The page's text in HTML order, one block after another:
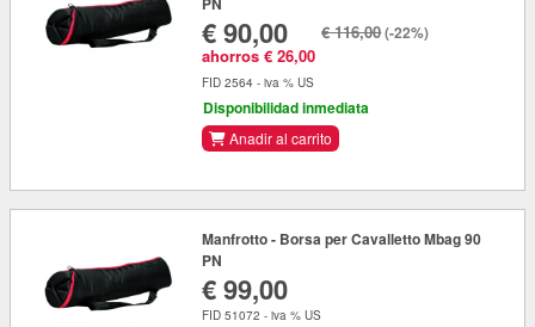
€ 90,00
ahorros € 26,00
€ 116,00(-22%)
FID 2564 - iva % US
Disponibilidad inmediata
Anadir al carrito
Manfrotto - Borsa per Cavalletto Mbag 90
PN
€ 99,00
FID 51072 - iva % US